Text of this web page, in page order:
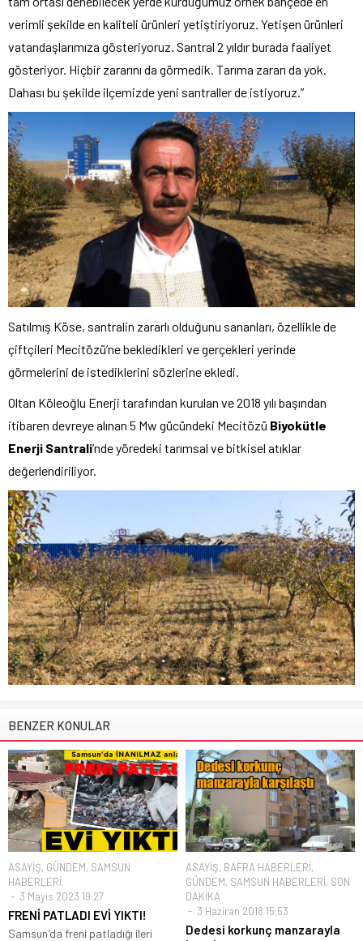
verimli şekilde en kaliteli ürünleri yetiştiriyoruz. Yetişen ürünleri
vatandaşlarımıza gösteriyoruz. Santral 2 yıldır burada faaliyet
gösteriyor. Hiçbir zararını da görmedik. Tarıma zararı da yok.
Dahası bu şekilde ilçemizde yeni santraller de istiyoruz.”
Satılmış Köse, santralin zararlı olduğunu sananları, özellikle de
çiftçileri Mecitözü’ne bekledikleri ve gerçekleri yerinde
görmelerini de istediklerini sözlerine ekledi.
Oltan Köleoğlu Enerji tarafından kurulan ve 2018 yılı başından
itibaren devreye alınan 5 Mw gücündeki Mecitözü Biyokütle
Enerji Santrali’nde yöredeki tarımsal ve bitkisel atıklar
değerlendiriliyor.
BENZER KONULAR
ASAYİŞ, GÜNDEM, SAMSUN
HABERLERİ
3 Mayıs 2023 19:27
FRENİ PATLADI EVİ YIKTI!
Samsun'da freni patladığı ileri
ASAYİŞ, BAFRA HABERLERİ,
GÜNDEM, SAMSUN HABERLERİ, SON
DAKİKA
3 Haziran 2018 15:53
Dedesi korkunç manzarayla